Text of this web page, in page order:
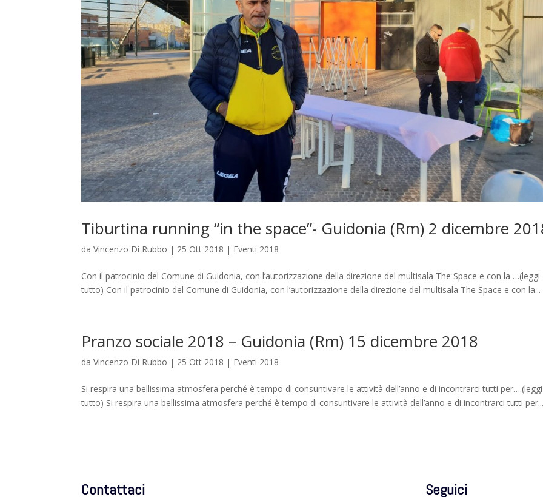
Tiburtina running “in the space”- Guidonia (Rm) 2 dicembre
daVincenzo Di Rubbo | 25 Ott 2018 | Eventi 2018
Con il patrocinio del Comune di Guidonia, con l’autorizzazione della direzione del multisala The Space e con la …(leggi
tutto) Con il patrocinio del Comune di Guidonia, con l’autorizzazione della direzione del multisala The Space e con la...
Pranzo sociale 2018 – Guidonia (Rm) 15 dicembre 2018
daVincenzo Di Rubbo | 25 Ott 2018 | Eventi 2018
Si respira una bellissima atmosfera perché è tempo di consuntivare le attività dell’anno e di incontrarci tutti per….(leggi
tutto) Si respira una bellissima atmosfera perché è tempo di consuntivare le attività dell’anno e di incontrarci tutti
Contattaci Seguici